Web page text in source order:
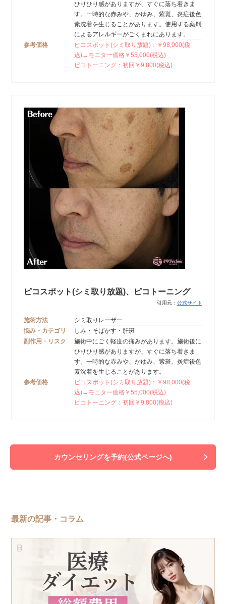
ひりひり感がありますが、すぐに落ち着きま
す。一時的な赤みや、かゆみ、紫斑、炎症後色
素沈着を生じることがあります。使用する薬剤
によるアレルギーがごくまれにあります。
参考価格
ピコスポット(シミ取り放題)：￥98,000(税
込)→モニター価格￥55,000(税込)
ピコトーニング：初回￥9,800(税込)
ピコスポット(シミ取り放題)、ピコトーニング
引用元： 公式サイト
施術方法
シミ取りレーザー
悩み・カテゴリ
しみ・そばかす・肝斑
副作用・リスク
施術中にごく軽度の痛みがあります。施術後に
ひりひり感がありますが、すぐに落ち着きま
す。一時的な赤みや、かゆみ、紫斑、炎症後色
素沈着を生じることがあります。
参考価格
ピコスポット(シミ取り放題)：￥98,000(税
込)→モニター価格￥55,000(税込)
ピコトーニング：初回￥9,800(税込)
カウンセリングを予約(公式ページへ)
最新の記事・コラム